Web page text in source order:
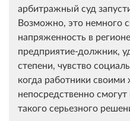
арбитражный суд
Возможно, это немного
напряженность в
предприятие-должник,
степени, чувство
когда работники своими
непосредственно
такого серьезного